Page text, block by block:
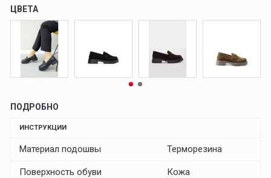
ЦВЕТА
ПОДРОБНО
ИНСТРУКЦИИ
Материал подошвы Терморезина
Поверхность обуви Кожа